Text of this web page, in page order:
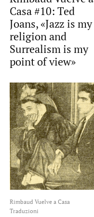
Casa #10: Ted
Joans, «Jazz is my
religion and
Surrealism is my
point of view»
Rimbaud Vuelve a Casa
Traduzioni